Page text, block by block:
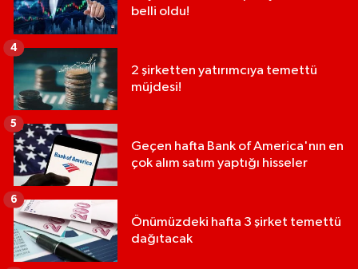
belli oldu!
2 şirketten yatırımcıya temettü
müjdesi!
4
Geçen hafta Bank of America'nın en
çok alım satım yaptığı hisseler
5
Önümüzdeki hafta 3 şirket temettü
dağıtacak
6